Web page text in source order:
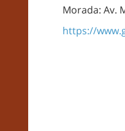
Morada: Av.
https://